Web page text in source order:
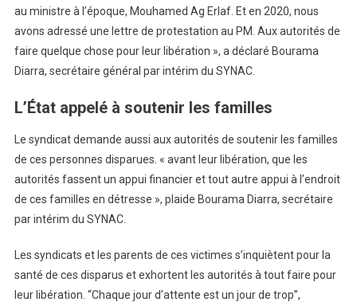
au ministre à l’époque, Mouhamed Ag Erlaf. Et en 2020, nous
avons adressé une lettre de protestation au PM. Aux autorités de
faire quelque chose pour leur libération », a déclaré Bourama
Diarra, secrétaire général par intérim du SYNAC.
L’État appelé à soutenir les familles
Le syndicat demande aussi aux autorités de soutenir les familles
de ces personnes disparues. « avant leur libération, que les
autorités fassent un appui financier et tout autre appui à l’endroit
de ces familles en détresse », plaide Bourama Diarra, secrétaire
par intérim du SYNAC.
Les syndicats et les parents de ces victimes s’inquiètent pour la
santé de ces disparus et exhortent les autorités à tout faire pour
leur libération. “Chaque jour d’attente est un jour de trop”,